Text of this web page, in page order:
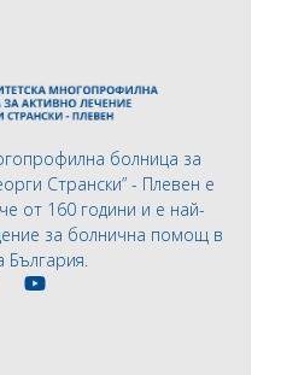
болница за
Странски” - Плевен е
от 160 години и е най-
за болнична помощ в